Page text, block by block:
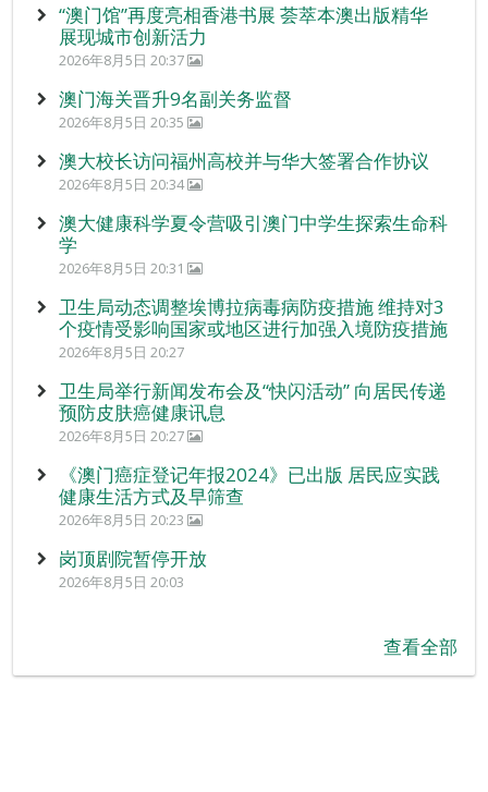
“澳门馆”再度亮相香港书展 荟萃本澳出版精华
展现城市创新活力
2026年8月5日 20:37
澳门海关晋升9名副关务监督
2026年8月5日 20:35
澳大校长访问福州高校并与华大签署合作协议
2026年8月5日 20:34
澳大健康科学夏令营吸引澳门中学生探索生命科
学
2026年8月5日 20:31
卫生局动态调整埃博拉病毒病防疫措施 维持对3
个疫情受影响国家或地区进行加强入境防疫措施
2026年8月5日 20:27
卫生局举行新闻发布会及“快闪活动” 向居民传递
预防皮肤癌健康讯息
2026年8月5日 20:27
《澳门癌症登记年报2024》已出版 居民应实践
健康生活方式及早筛查
2026年8月5日 20:23
岗顶剧院暂停开放
2026年8月5日 20:03
查看全部